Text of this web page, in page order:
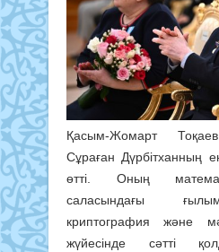
Қасым-Жомарт
Сұраған Дүрбітханның
өтті. Оның
саласындағы
криптография және
жүйесінде сәтті